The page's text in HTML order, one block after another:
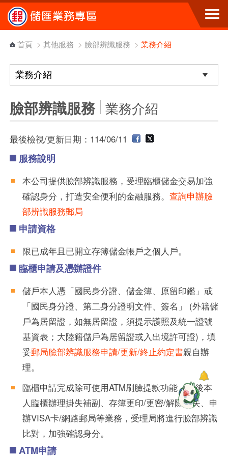
跳到主要內容區塊
首頁 > 其他服務 > 臉部辨識服務 > 業務介紹
臉部辨識服務 業務介紹
最後檢視/更新日期：114/06/11
服務說明
本公司提供臉部辨識服務，受理臨櫃儲金交易加強
確認身分，打造安全便利的金融服務。 查詢申辦臉
部辨識服務郵局
申請資格
限已成年且已開立存簿儲金帳戶之個人戶。
臨櫃申請及憑辦證件
儲戶本人憑「國民身分證、儲金簿、原留印鑑」或
「國民身分證、第二身分證明文件、簽名」 (外籍儲
戶為居留證，如無居留證，須提示護照及統一證號
基資表；大陸籍儲戶為居留證或入出境許可證)，填
妥郵局臉部辨識服務申請/更新/終止約定書親自辦
理。
臨櫃申請完成除可使用ATM刷臉提款功能，日後本
人臨櫃辦理掛失補副、存簿更印/更密/解除掛失、申
辦VISA卡/網路郵局等業務，受理局將進行臉部辨識
比對，加強確認身分。
ATM申請